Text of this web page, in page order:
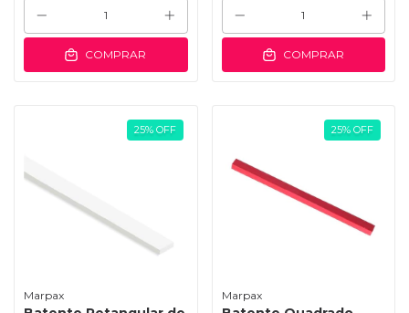
COMPRAR COMPRAR
25% OFF
Marpax
25% OFF
Marpax